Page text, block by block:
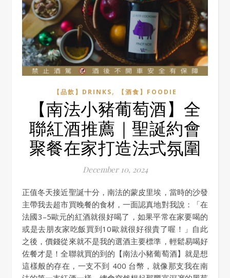
【品飲】DRINKS, 【酒食】FOODIE
【南法小豬葡萄酒】全
聯紅酒推薦｜聖誕約會
聚餐在家打造法式氛圍
December 10, 2024
正值冬天接近聖誕十分，南法的蒙皮里埃，當時的沙發
主帶我去超市買晚餐的食材，一面認真地對我說：「在
法國3–5歐元的紅酒就很好喝了，如果平常在家要喝的
或是去朋友家吃飯買到10歐就很好很貴了喔！」自此
之後，價錢從來就不是我的選酒主要標準，輕鬆易喝好
佐餐才是！全聯就買的到的【南法小豬葡萄酒】就是想
這樣般的存在，一支不到 400 台幣，就像那支我在南